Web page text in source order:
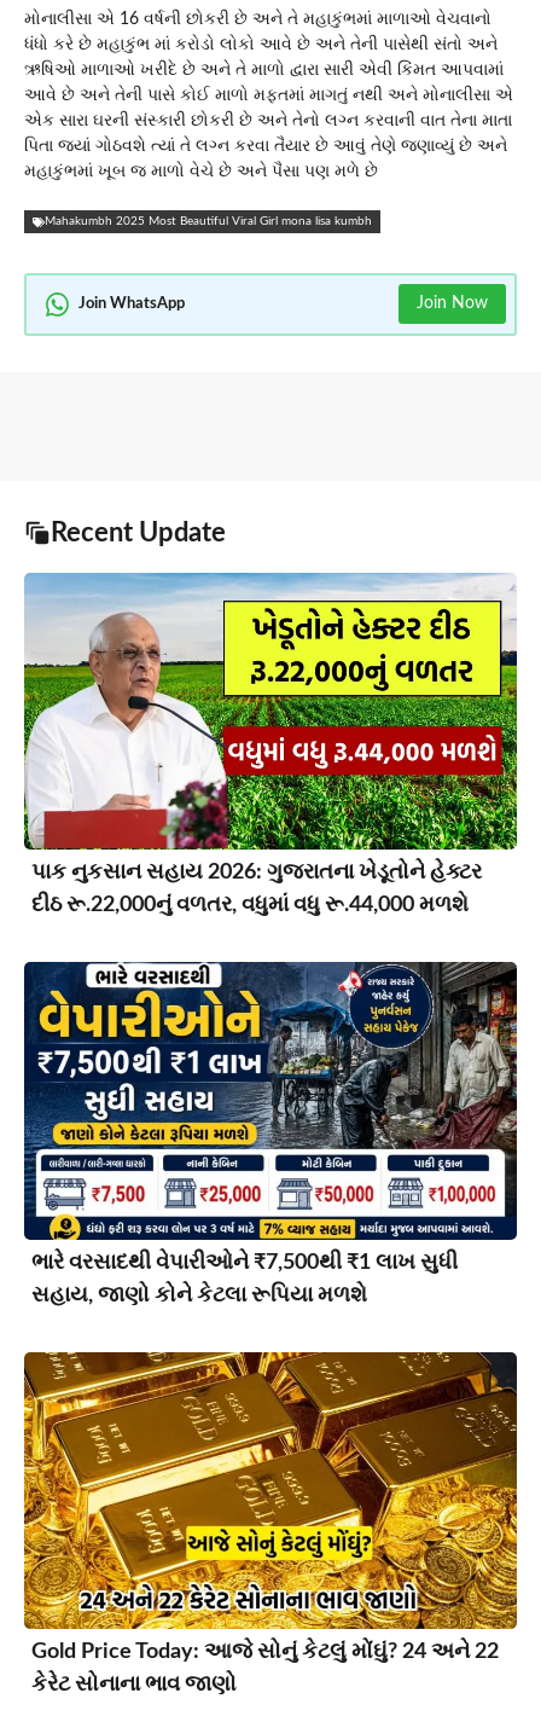
મોનાલીસા એ 16 વર્ષની છોકરી છે અને તે મહાકુંભમાં માળાઓ વેચવાનો
ધંધો કરે છે મહાકુંભ માં કરોડો લોકો આવે છે અને તેની પાસેથી સંતો અને
ઋષિઓ માળાઓ ખરીદે છે અને તે માળો દ્વારા સારી એવી કિંમત આપવામાં
આવે છે અને તેની પાસે કોઈ માળો મફતમાં માગતું નથી અને મોનાલીસા એ
એક સારા ઘરની સંસ્કારી છોકરી છે અને તેનો લગ્ન કરવાની વાત તેના માતા
પિતા જ્યાં ગોઠવશે ત્યાં તે લગ્ન કરવા તૈયાર છે આવું તેણે જણાવ્યું છે અને
મહાકુંભમાં ખૂબ જ માળો વેચે છે અને પૈસા પણ મળે છે
Mahakumbh 2025 Most Beautiful Viral Girl mona lisa kumbh
Join WhatsApp Join Now
Recent Update
પાક નુકસાન સહાય 2026: ગુજરાતના ખેડૂતોને હેક્ટર
દીઠ રૂ.22,000નું વળતર, વધુમાં વધુ રૂ.44,000 મળશે
ભારે વરસાદથી વેપારીઓને ₹7,500થી ₹1 લાખ સુધી
સહાય, જાણો કોને કેટલા રૂપિયા મળશે
Gold Price Today: આજે સોનું કેટલું મોંઘું? 24 અને 22
કેરેટ સોનાના ભાવ જાણો